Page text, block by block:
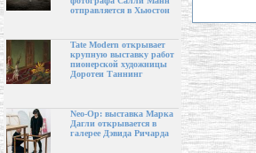
отправляется в Хьюстон
Tate Modern открывает
крупную выставку работ
пионерской художницы
Доротеи Таннинг
Neo-Op: выставка Марка
Дагли открывается в
галерее Дэвида Ричарда